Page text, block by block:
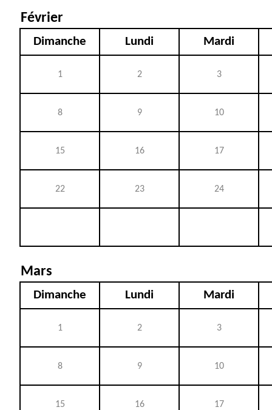
Février
Dimanche Lundi Mardi
1 2 3
8 9 10
15 16 17
22 23 24
Mars
Dimanche Lundi Mardi
1 2 3
8 9 10
15 16 17